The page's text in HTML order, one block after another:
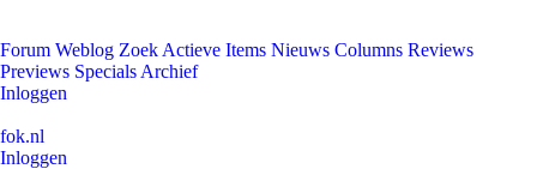
Forum Weblog Zoek Actieve Items Nieuws Columns Reviews
Previews Specials Archief
Inloggen
fok.nl
Inloggen